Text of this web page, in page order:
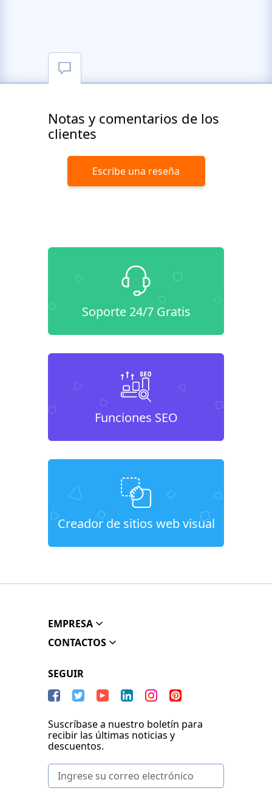
Notas y comentarios de los
clientes
Escribe una reseña
Soporte 24/7 Gratis
Funciones SEO
Creador de sitios web visual
EMPRESA
CONTACTOS
SEGUIR
Suscríbase a nuestro boletín para
recibir las últimas noticias y
descuentos.